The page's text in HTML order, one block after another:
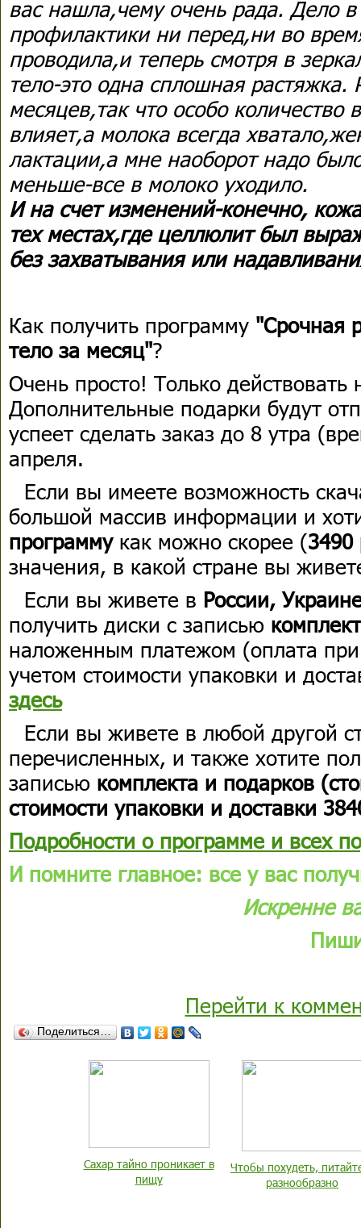
вас нашла,чему очень рада. Дело
профилактики ни перед,ни во
проводила,и теперь смотря в
тело-это одна сплошная растяжка.
месяцев,так что особо
влияет,а молока всегда
лактации,а мне наоборот надо
меньше-все в молоко уходило.
И на счет изменений-конечно,
тех местах,где целлюлит был
без захватывания или
Как получить программу "Срочная
тело за месяц"?
Очень просто! Только
Дополнительные подарки будут
успеет сделать заказ до 8 утра
апреля.
Если вы имеете возможность
большой массив информации и
программукак можно скорее (3490
значения, в какой стране вы
Если вы живете в России,
получить диски с записью к
наложенным платежом (оплата
учетом стоимости упаковки и
здесь
Если вы живете в любой другой
перечисленных, и также хотите
записью комплекта и подарков (
стоимости упаковки и доставки
Подробности о программе и всех
И помните главное: все у вас
Искренне
Перейти к
Поделиться…
Сахар тайно проникает в
пищу
Чтобы похудеть,
разнообразно